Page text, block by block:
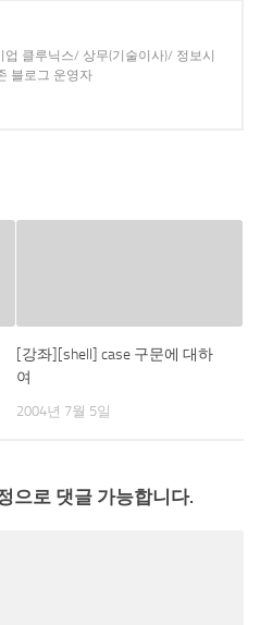
업 클루닉스/ 상무(기술이사)/ 정보시
블로그 운영자
[강좌][shell] case 구문에 대하
여
2004년 7월 5일
으로 댓글 가능합니다.